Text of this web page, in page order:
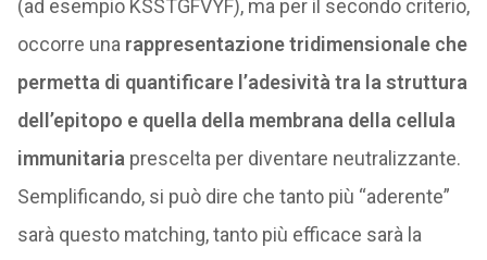
(ad esempio KSSTGFVYF), ma per il secondo criterio,
occorre una rappresentazione tridimensionale che
permetta di quantificare l’adesività tra la struttura
dell’epitopo e quella della membrana della cellula
immunitaria prescelta per diventare neutralizzante.
Semplificando, si può dire che tanto più “aderente”
sarà questo matching, tanto più efficace sarà la